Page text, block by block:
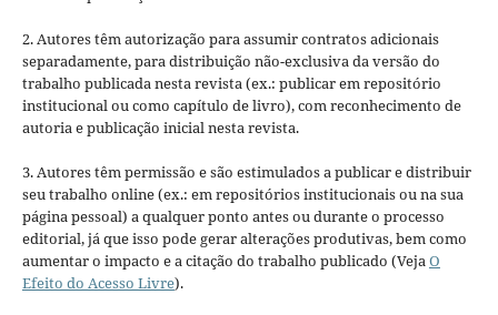
2. Autores têm autorização para assumir contratos adicionais
separadamente, para distribuição não-exclusiva da versão do
trabalho publicada nesta revista (ex.: publicar em repositório
institucional ou como capítulo de livro), com reconhecimento de
autoria e publicação inicial nesta revista.
3. Autores têm permissão e são estimulados a publicar e distribuir
seu trabalho online (ex.: em repositórios institucionais ou na sua
página pessoal) a qualquer ponto antes ou durante o processo
editorial, já que isso pode gerar alterações produtivas, bem como
aumentar o impacto e a citação do trabalho publicado (VejaO
Efeito do Acesso Livre).